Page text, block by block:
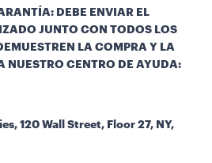
DEBE ENVIAR EL
JUNTO CON TODOS LOS
LA COMPRA Y LA
NUESTRO CENTRO DE AYUDA:
120 Wall Street, Floor 27, NY,